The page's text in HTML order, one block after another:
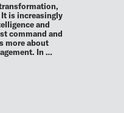
is increasingly
and
command and
more about
In …